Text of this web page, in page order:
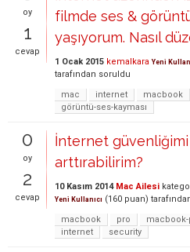
oy
1
cevap
filmde ses &
yaşıyorum. Nasıl
1 Ocak 2015 kemalkara Yeni
tarafından soruldu
mac
internet macbook
görüntü-ses-kayması
0
oy
2
cevap
İnternet güvenliğimi
arttırabilirim?
10 Kasım 2014 Mac Ailesi
Yeni Kullanıcı (160 puan)
macbook
pro macbook-
internet
security